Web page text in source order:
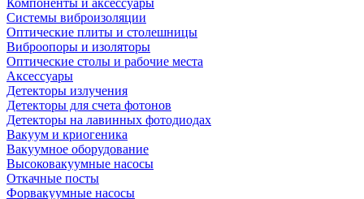
Компоненты и аксессуары
Системы виброизоляции
Оптические плиты и столешницы
Виброопоры и изоляторы
Оптические столы и рабочие места
Аксессуары
Детекторы излучения
Детекторы для счета фотонов
Детекторы на лавинных фотодиодах
Вакуум и криогеника
Вакуумное оборудование
Высоковакуумные насосы
Откачные посты
Форвакуумные насосы